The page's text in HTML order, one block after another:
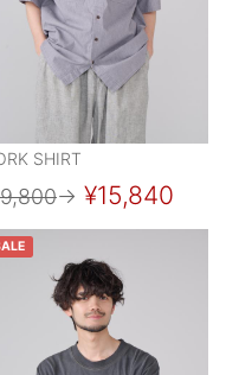
SHIRT
→ ¥15,840